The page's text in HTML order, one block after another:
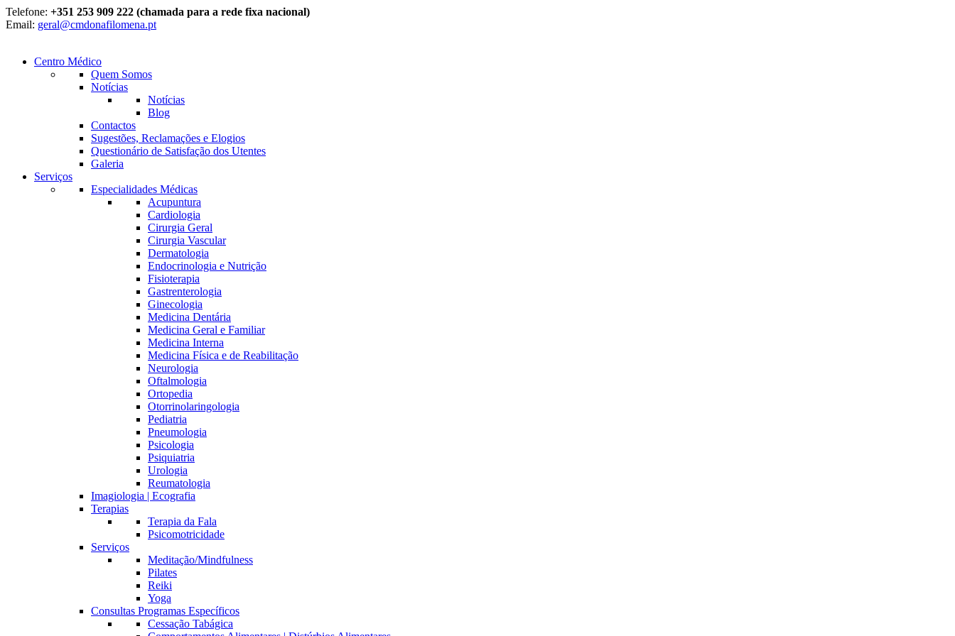
Telefone: +351 253 909 222 (chamada para a rede fixa nacional)
Email: geral@cmdonafilomena.pt
Centro Médico
Quem Somos
Notícias
Notícias
Blog
Contactos
Sugestões, Reclamações e Elogios
Questionário de Satisfação dos Utentes
Galeria
Serviços
Especialidades Médicas
Acupuntura
Cardiologia
Cirurgia Geral
Cirurgia Vascular
Dermatologia
Endocrinologia e Nutrição
Fisioterapia
Gastrenterologia
Ginecologia
Medicina Dentária
Medicina Geral e Familiar
Medicina Interna
Medicina Física e de Reabilitação
Neurologia
Oftalmologia
Ortopedia
Otorrinolaringologia
Pediatria
Pneumologia
Psicologia
Psiquiatria
Urologia
Reumatologia
Imagiologia | Ecografia
Terapias
Terapia da Fala
Psicomotricidade
Serviços
Meditação/Mindfulness
Pilates
Reiki
Yoga
Consultas Programas Específicos
Cessação Tabágica